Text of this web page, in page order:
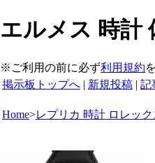
エルメス 時計
※ご利用の前に必ず利用規約
掲示板トップへ | 新規投稿 | 記
Home>レプリカ 時計 ロレッ